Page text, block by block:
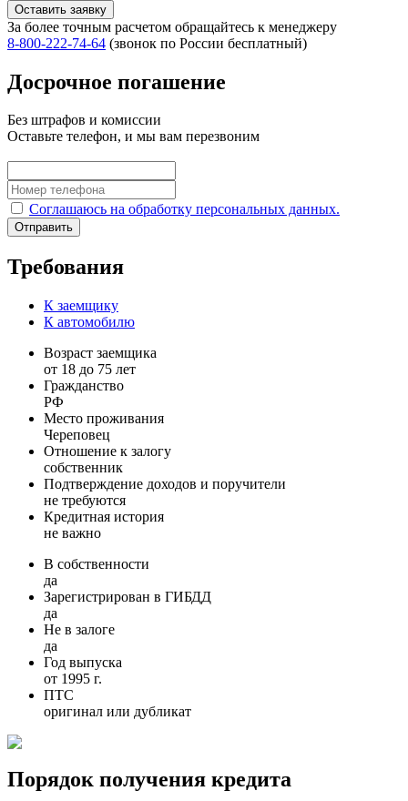
Оставить заявку
За более точным расчетом обращайтесь к менеджеру
8‑800‑222‑74‑64 (звонок по России бесплатный)
Досрочное погашение
Без штрафов и комиссии
Оставьте телефон, и мы вам перезвоним
Соглашаюсь на обработку персональных данных.
Отправить
Требования
К заемщику
К автомобилю
Возраст заемщика
от 18 до 75 лет
Гражданство
РФ
Место проживания
Череповец
Отношение к залогу
собственник
Подтверждение доходов и поручители
не требуются
Кредитная история
не важно
В собственности
да
Зарегистрирован в ГИБДД
да
Не в залоге
да
Год выпуска
от 1995 г.
ПТС
оригинал или дубликат
Порядок получения кредита